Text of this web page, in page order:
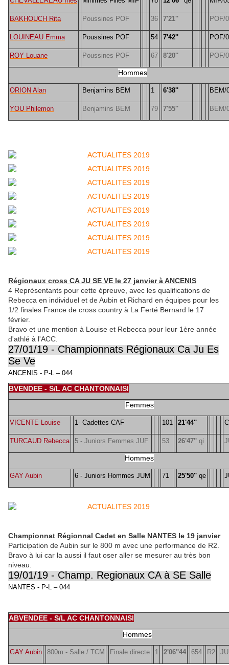
BAKHOUCH Rita Poussines POF 36 7'21'' POF/
LOUINEAU Emma Poussines POF 54 7'42'' POF/
ROY Louane Poussines POF 67 8'20'' POF/
Hommes
ORION Alan Benjamins BEM 1 6'38'' BEM/
YOU Philemon Benjamins BEM 79 7'55'' BEM/
Régionaux cross CA JU SE VE le 27 janvier à ANCENIS
4 Représentants pour cette épreuve, avec les qualifications de
Rebecca en individuel et de Aubin et Richard en équipes pour les
1/2 finales France de cross country à La Ferté Bernard le 17
février.
Bravo et une mention à Louise et Rebecca pour leur 1ère année
d'athlé à l'ACC.
27/01/19 - Championnats Régionaux Ca Ju Es
Se Ve
ANCENIS - P-L – 044
BVENDEE - S/L AC CHANTONNAISI
Femmes
VICENTE Louise 1- Cadettes CAF 101 21'44''
TURCAUD Rebecca 5 - Juniors Femmes JUF 53 26'47'' qi
Hommes
GAY Aubin 6 - Juniors Hommes JUM 71 25'50'' qe
Championnat Régionnal Cadet en Salle NANTES le 19 janvier
Participation de Aubin sur le 800 m avec une performance de R2.
Bravo à lui car la aussi il faut oser aller se mesurer au très bon
niveau.
19/01/19 - Champ. Regionaux CA à SE Salle
NANTES - P-L – 044
ABVENDEE - S/L AC CHANTONNAISI
Hommes
GAY Aubin 800m - Salle / TCM Finale directe 1 2'06''44 654 R2